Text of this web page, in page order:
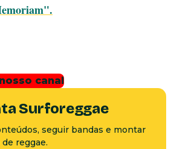
canal
Surforeggae
seguir bandas e montar
reggae.